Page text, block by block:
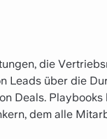
die
Leads über die
Deals.
dem alle